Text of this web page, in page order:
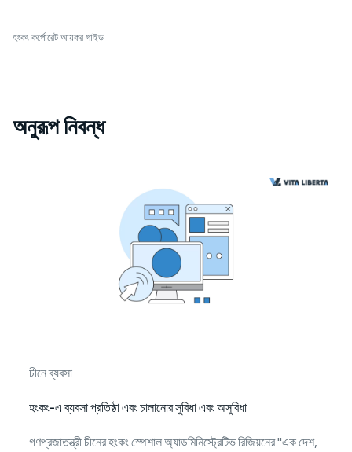
হংকং কর্পোরেট আয়কর গাইড
অনুরূপ নিবন্ধ
চীনে ব্যবসা
হংকং-এ ব্যবসা প্রতিষ্ঠা এবং চালানোর সুবিধা এবং অসুবিধা
গণপ্রজাতন্ত্রী চীনের হংকং স্পেশাল অ্যাডমিনিস্ট্রেটিভ রিজিয়নের "এক দেশ,